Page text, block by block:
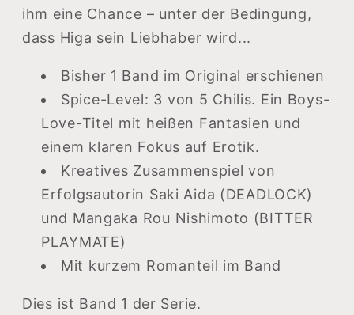
ihm eine Chance – unter der Bedingung,
dass Higa sein Liebhaber wird...
Bisher 1 Band im Original erschienen
Spice-Level: 3 von 5 Chilis. Ein Boys-
Love-Titel mit heißen Fantasien und
einem klaren Fokus auf Erotik.
Kreatives Zusammenspiel von
Erfolgsautorin Saki Aida (DEADLOCK)
und Mangaka Rou Nishimoto (BITTER
PLAYMATE)
Mit kurzem Romanteil im Band
Dies ist Band 1 der Serie.